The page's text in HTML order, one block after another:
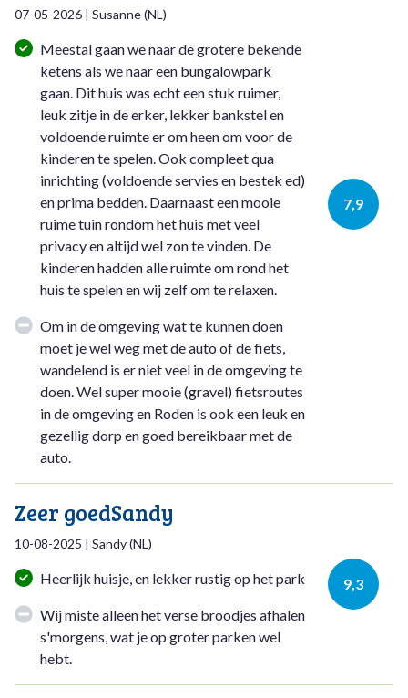
07-05-2026 | Susanne(NL)
7,9
Meestal gaan we naar de grotere bekende
ketens als we naar een bungalowpark
gaan. Dit huis was echt een stuk ruimer,
leuk zitje in de erker, lekker bankstel en
voldoende ruimte er om heen om voor de
kinderen te spelen. Ook compleet qua
inrichting (voldoende servies en bestek ed)
en prima bedden. Daarnaast een mooie
ruime tuin rondom het huis met veel
privacy en altijd wel zon te vinden. De
kinderen hadden alle ruimte om rond het
huis te spelen en wij zelf om te relaxen.
Om in de omgeving wat te kunnen doen
moet je wel weg met de auto of de fiets,
wandelend is er niet veel in de omgeving te
doen. Wel super mooie (gravel) fietsroutes
in de omgeving en Roden is ook een leuk en
gezellig dorp en goed bereikbaar met de
auto.
Zeer goedSandy
10-08-2025 | Sandy(NL)
9,3
Heerlijk huisje, en lekker rustig op het park
Wij miste alleen het verse broodjes afhalen
s'morgens, wat je op groter parken wel
hebt.